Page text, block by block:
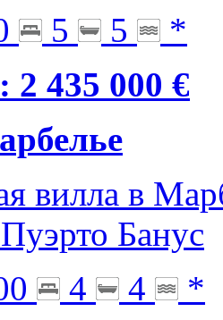
5 5
*
2 435 000 €
вилла в
Банус
4 4
*